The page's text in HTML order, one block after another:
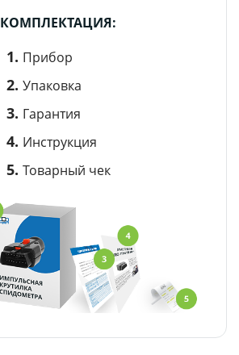
КОМПЛЕКТАЦИЯ:
Прибор
Упаковка
Гарантия
Инструкция
Товарный чек